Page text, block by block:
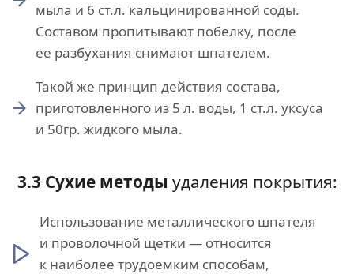
мыла и 6 ст.л. кальцинированной соды.
Составом пропитывают побелку, после
ее разбухания снимают шпателем.
Такой же принцип действия состава,
приготовленного из 5 л. воды, 1 ст.л. уксуса
и 50гр. жидкого мыла.
3.3 Сухие методы удаления покрытия:
Использование металлического шпателя
и проволочной щетки — относится
к наиболее трудоемким способам,